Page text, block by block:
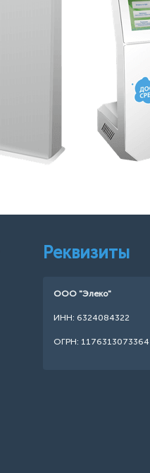
Реквизиты
ООО "Элеко"
ИНН: 6324084322
ОГРН: 1176313073364